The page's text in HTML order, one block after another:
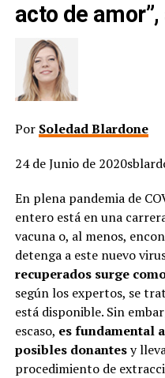
acto de
Por Soledad Blardone
24 de Junio de
En plena pandemia de
entero está en una
vacuna o, al menos,
detenga a este nuevo
recuperados surge
según los expertos, se
está disponible. Sin
escaso, es fundamental
posibles donantesy
procedimiento de